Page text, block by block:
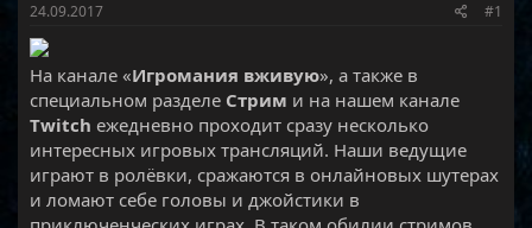
ы
24.09.2017 #1
На канале «Игромания вживую», а также в
специальном разделе Стрим и на нашем канале
Twitch ежедневно проходит сразу несколько
интересных игровых трансляций. Наши ведущие
играют в ролёвки, сражаются в онлайновых шутерах
и ломают себе головы и джойстики в